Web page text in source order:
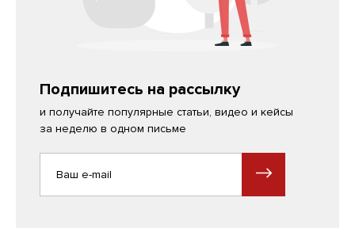
Подпишитесь на рассылку
и получайте популярные статьи, видео и кейсы
за неделю в одном письме